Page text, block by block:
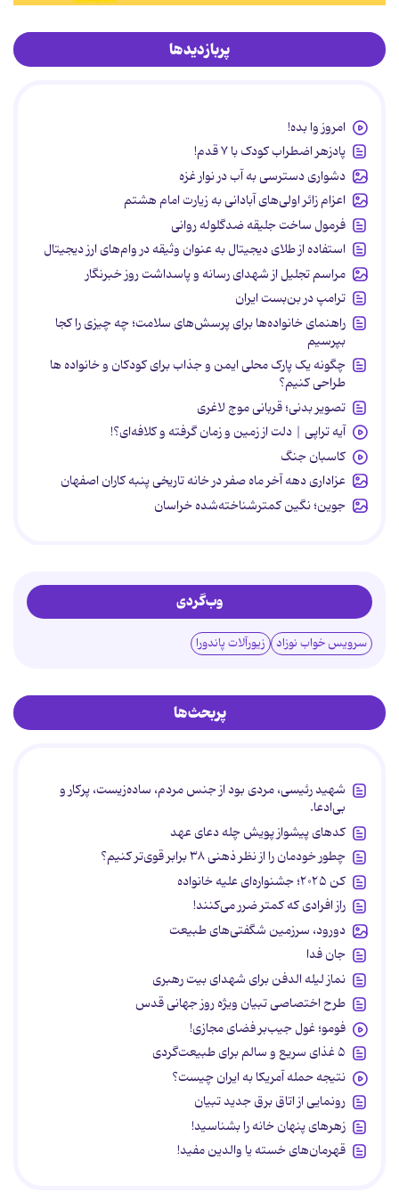
پربازدیدها
امروز وا بده!
پادزهر اضطراب کودک با ۷ قدم!
دشواری دسترسی به آب در نوار غزه
اعزام زائر اولی‌های آبادانی به زیارت امام هشتم
فرمول ساخت جلیقه ضدگلوله روانی
استفاده از طلای دیجیتال به عنوان وثیقه در وام‌های ارز دیجیتال
مراسم تجلیل از شهدای رسانه و پاسداشت روز خبرنگار
ترامپ در بن‌بست ایران
راهنمای خانواده‌ها برای پرسش‌های سلامت؛ چه چیزی را کجا
بپرسیم
چگونه یک پارک محلی ایمن و جذاب برای کودکان و خانواده ها
طراحی کنیم؟
تصویر بدنی؛ قربانی موج لاغری
آیه تراپی | دلت از زمین و زمان گرفته و کلافه‌ای؟!
کاسبان جنگ
عزاداری دهه آخر ماه صفر در خانه تاریخی پنبه کاران اصفهان
جوین؛ نگین کمترشناخته‌شده خراسان
وب‌گردی
سرویس خواب نوزاد زیورآلات پاندورا
پربحث‌ها
شهید رئیسی، مردی بود از جنس مردم، ساده‌زیست، پرکار و
بی‌ادعا.
کدهای پیشواز پویش چله دعای عهد
چطور خودمان را از نظر ذهنی ۳۸ برابر قوی‌تر کنیم؟
کن ۲۰۲۵؛ جشنواره‌ای علیه خانواده
راز افرادی که کمتر ضرر می‌کنند!
دورود، سرزمین شگفتی‌های طبیعت
جان فدا
نماز لیله الدفن برای شهدای بیت رهبری
طرح اختصاصی تبیان ویژه روز جهانی قدس
فومو؛ غول جیب‌بر فضای مجازی!
۵ غذای سریع و سالم برای طبیعت‌گردی
نتیجه حمله آمریکا به ایران چیست؟
رونمایی از اتاق برق جدید تبیان
زهرهای پنهان خانه را بشناسید!
قهرمان‌های خسته یا والدین مفید!